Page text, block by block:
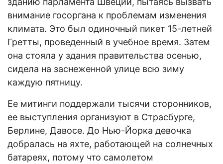
внимание госоргана к проблемам изменения
климата. Это был одиночный пикет 15-летней
Гретты, проведенный в учебное время. Затем
она стояла у здания правительства осенью,
сидела на заснеженной улице всю зиму
каждую пятницу.
Ее митинги поддержали тысячи сторонников,
ее выступления организуют в Страсбурге,
Берлине, Давосе. До Нью-Йорка девочка
добралась на яхте, работающей на солнечных
батареях, потому что самолетом